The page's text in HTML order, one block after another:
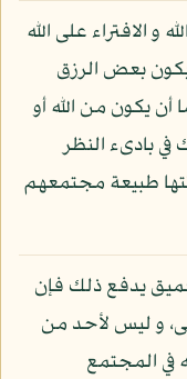
و الافتراء على الله
بعض الرزق
أن يكون من الله أو
بادىء النظر
طبيعة مجتمعهم
يدفع ذلك فإن
و ليس لأحد من
في المجتمع